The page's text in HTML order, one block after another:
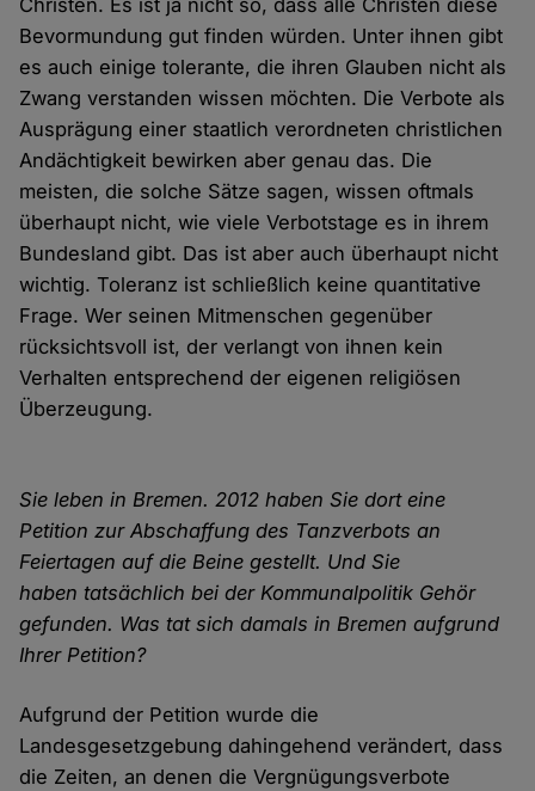
Christen. Es ist ja nicht so, dass alle Christen diese
Bevormundung gut finden würden. Unter ihnen gibt
es auch einige tolerante, die ihren Glauben nicht als
Zwang verstanden wissen möchten. Die Verbote als
Ausprägung einer staatlich verordneten christlichen
Andächtigkeit bewirken aber genau das. Die
meisten, die solche Sätze sagen, wissen oftmals
überhaupt nicht, wie viele Verbotstage es in ihrem
Bundesland gibt. Das ist aber auch überhaupt nicht
wichtig. Toleranz ist schließlich keine quantitative
Frage. Wer seinen Mitmenschen gegenüber
rücksichtsvoll ist, der verlangt von ihnen kein
Verhalten entsprechend der eigenen religiösen
Überzeugung.
Sie leben in Bremen. 2012 haben Sie dort eine
Petition zur Abschaffung des Tanzverbots an
Feiertagen auf die Beine gestellt. Und Sie
haben tatsächlich bei der Kommunalpolitik Gehör
gefunden. Was tat sich damals in Bremen aufgrund
Ihrer Petition?
Aufgrund der Petition wurde die
Landesgesetzgebung dahingehend verändert, dass
die Zeiten, an denen die Vergnügungsverbote